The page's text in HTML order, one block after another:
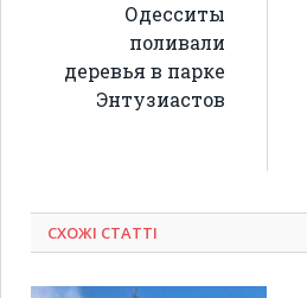
Одесситы
поливали
деревья в парке
Энтузиастов
СХОЖІ СТАТТІ